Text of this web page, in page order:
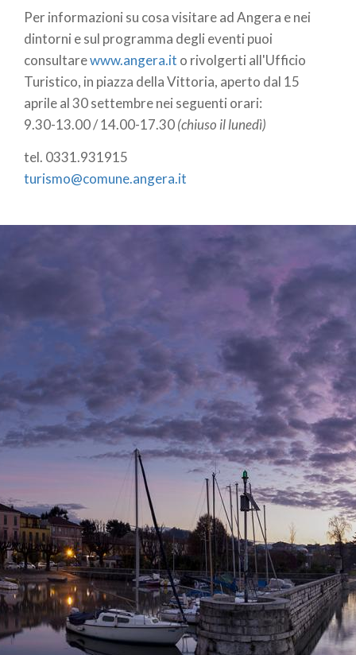
Que voir à Angera ? Les incontournables
Rocca di Angera: Cette imposante forteresse
médiévale surplombe leLac Majeuret offre
une vue spectaculaire. À l'intérieur, le
de la Poupée et du Jouetest une attraction
incontournable pour les familles et les
amateurs d’histoire.
de164 hectares, l’un des derniers vestiges de
, idéale pour les
et de balades en
Musée Diffus d'Angera
: Un parcours culturel
57 monuments historiques, artistiques
et paysagers, offrant un voyage à travers
l’histoire d'
Angera et de la province de Varèse.
Église de Saint-Antoine
: Un petit lieu de culte
qui témoigne de l’héritage spirituel d’
Angera,
avec des vestiges remontant au XIVe siècle.
Plages Noce et Nocciola: Parfaites pour se
détendre, ces plages calmes sur les rives duLac
Majeuroffrent un cadre idéal pour un pique-
nique ou une journée ensoleillée.
Que faire à Angera ? Tourisme actif et détente
Angeraest un paradis pour les amateurs d’activités
de plein air. Les sentiers desVoies Vertes des Lacs
sont idéaux pour des randonnées ou des balades à
Per informazioni su cosa visitare ad Angera e nei
dintorni e sul programma degli eventi puoi
consultarewww.angera.it o rivolgerti all'Ufficio
Turistico, in piazza della Vittoria, aperto dal 15
aprile al 30 settembre nei seguenti orari:
9.30-13.00 / 14.00-17.30(chiuso il lunedì)
tel. 0331.931915
turismo@comune.angera.it